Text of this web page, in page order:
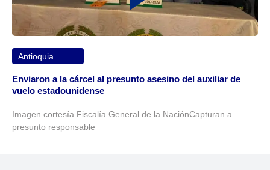
Antioquia
Enviaron a la cárcel al presunto asesino del auxiliar de
vuelo estadounidense
Imagen cortesía Fiscalía General de la NaciónCapturan a
presunto responsable